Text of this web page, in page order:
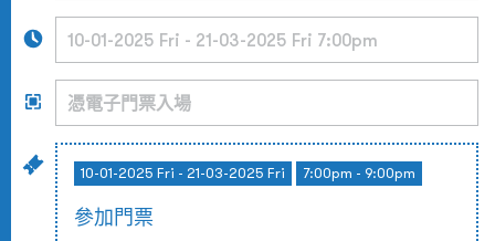
10-01-2025 Fri - 21-03-2025 Fri 7:00pm - 9:00pm
參加門票